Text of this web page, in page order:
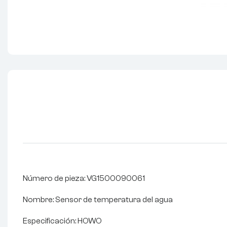
Número de pieza: VG1500090061
Nombre: Sensor de temperatura del agua
Especificación: HOWO